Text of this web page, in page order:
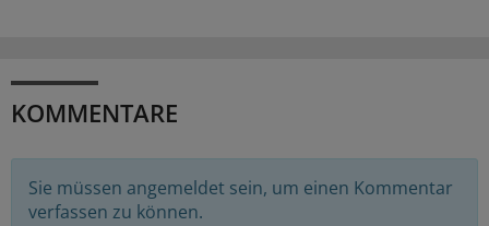
KOMMENTARE
Sie müssen angemeldet sein, um einen Kommentar
verfassen zu können.